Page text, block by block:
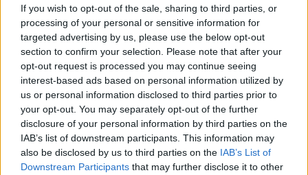
If you wish to opt-out of the sale, sharing to third parties, or
processing of your personal or sensitive information for
targeted advertising by us, please use the below opt-out
section to confirm your selection. Please note that after your
opt-out request is processed you may continue seeing
interest-based ads based on personal information utilized by
us or personal information disclosed to third parties prior to
your opt-out. You may separately opt-out of the further
disclosure of your personal information by third parties on the
IAB’s list of downstream participants. This information may
also be disclosed by us to third parties on the IAB’s List of
Downstream Participants that may further disclose it to other
környezeti kihívásokat a CEMS programban? Rákosi
Csenge, Corvinusos, CEMS kettős diplomás hallgató,